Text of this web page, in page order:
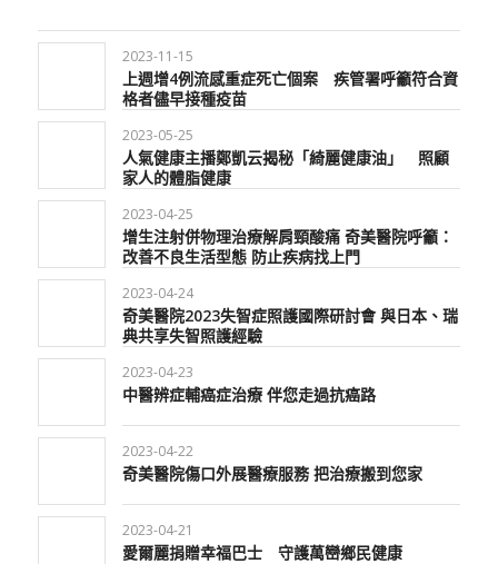
2023-11-15
上週增4例流感重症死亡個案 疾管署呼籲符合資
格者儘早接種疫苗
2023-05-25
人氣健康主播鄭凱云揭秘「綺麗健康油」 照顧
家人的體脂健康
2023-04-25
增生注射併物理治療解肩頸酸痛 奇美醫院呼籲：
改善不良生活型態 防止疾病找上門
2023-04-24
奇美醫院2023失智症照護國際研討會 與日本、瑞
典共享失智照護經驗
2023-04-23
中醫辨症輔癌症治療 伴您走過抗癌路
2023-04-22
奇美醫院傷口外展醫療服務 把治療搬到您家
2023-04-21
愛爾麗捐贈幸福巴士 守護萬巒鄉民健康